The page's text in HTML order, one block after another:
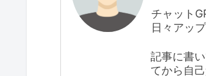
チャット
日々アッ
記事に書
てから自